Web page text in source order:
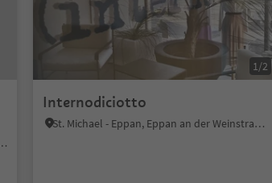
3 Zinnen
1/2
Internodiciotto
St. Michael - Eppan, Eppan an der Weinstraße, Südtiroler Weinstraße